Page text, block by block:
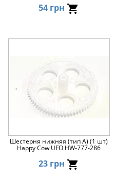
54 грн
Шестерня нижняя (тип A) (1 шт)
Happy Cow UFO HW-777-286
23 грн